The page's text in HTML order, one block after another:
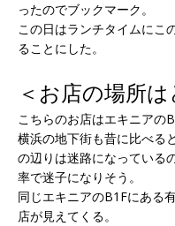
ったのでブックマーク。
この日はランチタイムにこ
ることにした。
＜お店の場所は
こちらのお店はエキニアの
横浜の地下街も昔に比べる
の辺りは迷路になっている
率で迷子になりそう。
同じエキニアのB1Fにある
店が見えてくる。